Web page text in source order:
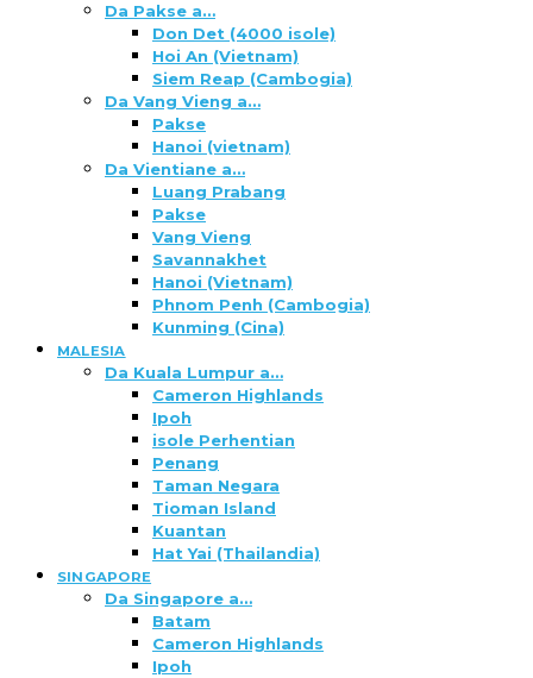
Da Pakse a…
Don Det (4000 isole)
Hoi An (Vietnam)
Siem Reap (Cambogia)
Da Vang Vieng a…
Pakse
Hanoi (vietnam)
Da Vientiane a…
Luang Prabang
Pakse
Vang Vieng
Savannakhet
Hanoi (Vietnam)
Phnom Penh (Cambogia)
Kunming (Cina)
MALESIA
Da Kuala Lumpur a…
Cameron Highlands
Ipoh
isole Perhentian
Penang
Taman Negara
Tioman Island
Kuantan
Hat Yai (Thailandia)
SINGAPORE
Da Singapore a…
Batam
Cameron Highlands
Ipoh